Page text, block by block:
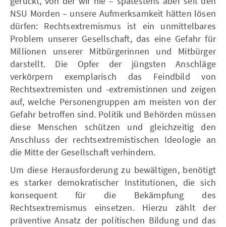
NSU Morden – unsere Aufmerksamkeit hätten lösen
dürfen: Rechtsextremismus ist ein unmittelbares
Problem unserer Gesellschaft, das eine Gefahr für
Millionen unserer Mitbürgerinnen und Mitbürger
darstellt. Die Opfer der jüngsten Anschläge
verkörpern exemplarisch das Feindbild von
Rechtsextremisten und -extremistinnen und zeigen
auf, welche Personengruppen am meisten von der
Gefahr betroffen sind. Politik und Behörden müssen
diese Menschen schützen und gleichzeitig den
Anschluss der rechtsextremistischen Ideologie an
die Mitte der Gesellschaft verhindern.
Um diese Herausforderung zu bewältigen, benötigt
es starker demokratischer Institutionen, die sich
konsequent für die Bekämpfung des
Rechtsextremismus einsetzen. Hierzu zählt der
präventive Ansatz der politischen Bildung und das